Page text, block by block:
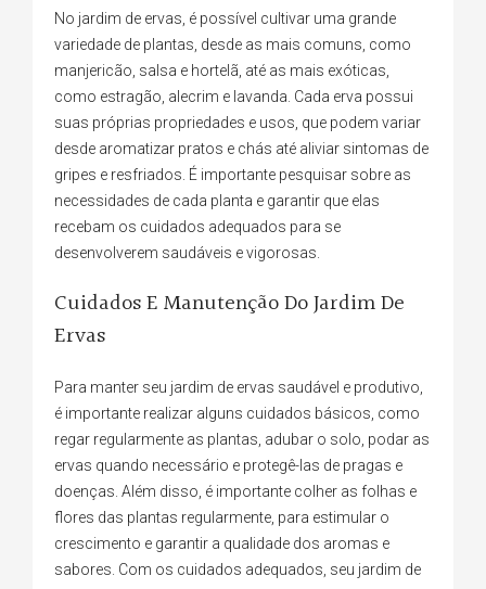
No jardim de ervas, é possível cultivar uma grande
variedade de plantas, desde as mais comuns, como
manjericão, salsa e hortelã, até as mais exóticas,
como estragão, alecrim e lavanda. Cada erva possui
suas próprias propriedades e usos, que podem variar
desde aromatizar pratos e chás até aliviar sintomas de
gripes e resfriados. É importante pesquisar sobre as
necessidades de cada planta e garantir que elas
recebam os cuidados adequados para se
desenvolverem saudáveis e vigorosas.
Cuidados E Manutenção Do Jardim De
Ervas
Para manter seu jardim de ervas saudável e produtivo,
é importante realizar alguns cuidados básicos, como
regar regularmente as plantas, adubar o solo, podar as
ervas quando necessário e protegê-las de pragas e
doenças. Além disso, é importante colher as folhas e
flores das plantas regularmente, para estimular o
crescimento e garantir a qualidade dos aromas e
sabores. Com os cuidados adequados, seu jardim de